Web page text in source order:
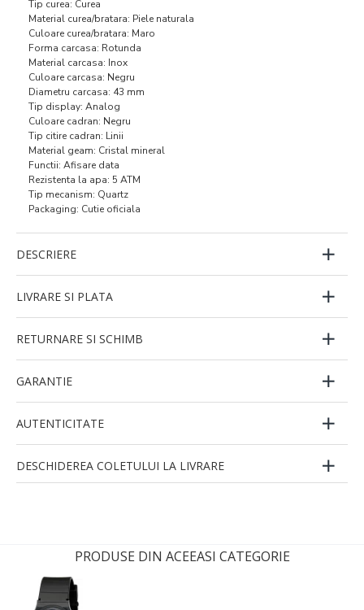
Tip curea: Curea
Material curea/bratara: Piele naturala
Culoare curea/bratara: Maro
Forma carcasa: Rotunda
Material carcasa: Inox
Culoare carcasa: Negru
Diametru carcasa: 43 mm
Tip display: Analog
Culoare cadran: Negru
Tip citire cadran: Linii
Material geam: Cristal mineral
Functii: Afisare data
Rezistenta la apa: 5 ATM
Tip mecanism: Quartz
Packaging: Cutie oficiala
DESCRIERE
LIVRARE SI PLATA
RETURNARE SI SCHIMB
GARANTIE
AUTENTICITATE
DESCHIDEREA COLETULUI LA LIVRARE
PRODUSE DIN ACEEASI CATEGORIE